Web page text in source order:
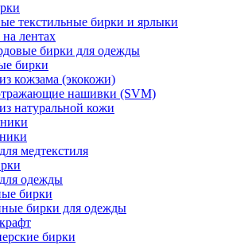
текстильные бирки и ярлыки
лентах
бирки для одежды
бирки
кожзама (экокожи)
нашивки (SVM)
натуральной кожи
медтекстиля
одежды
бирки
бирки для одежды
бирки